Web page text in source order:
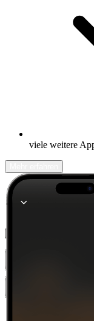
viele weitere